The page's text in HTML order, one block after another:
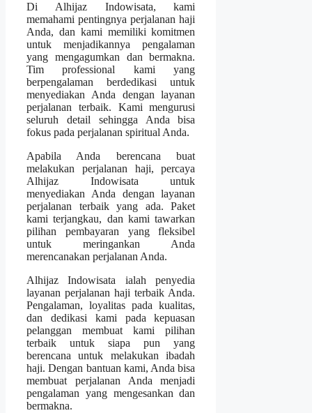
Di Alhijaz Indowisata, kami
memahami pentingnya perjalanan haji
Anda, dan kami memiliki komitmen
untuk menjadikannya pengalaman
yang mengagumkan dan bermakna.
Tim professional kami yang
berpengalaman berdedikasi untuk
menyediakan Anda dengan layanan
perjalanan terbaik. Kami mengurusi
seluruh detail sehingga Anda bisa
fokus pada perjalanan spiritual Anda.
Apabila Anda berencana buat
melakukan perjalanan haji, percaya
Alhijaz Indowisata untuk
menyediakan Anda dengan layanan
perjalanan terbaik yang ada. Paket
kami terjangkau, dan kami tawarkan
pilihan pembayaran yang fleksibel
untuk meringankan Anda
merencanakan perjalanan Anda.
Alhijaz Indowisata ialah penyedia
layanan perjalanan haji terbaik Anda.
Pengalaman, loyalitas pada kualitas,
dan dedikasi kami pada kepuasan
pelanggan membuat kami pilihan
terbaik untuk siapa pun yang
berencana untuk melakukan ibadah
haji. Dengan bantuan kami, Anda bisa
membuat perjalanan Anda menjadi
pengalaman yang mengesankan dan
bermakna.